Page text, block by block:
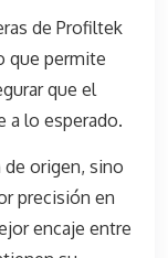
de Profiltek
que permite
que el
a lo esperado.
origen, sino
precisión en
encaje entre